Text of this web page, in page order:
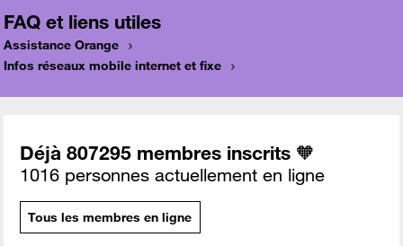
FAQ et liens utiles
Assistance Orange
Infos réseaux mobile internet et fixe
Déjà 807295 membres inscrits 🧡
1016 personnes actuellement en ligne
Tous les membres en ligne